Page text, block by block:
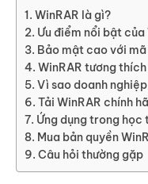
WinRAR là gì?
Ưu điểm nổi bật của
Bảo mật cao với
WinRAR tương
Vì sao doanh
Tải WinRAR chính
Ứng dụng trong học
Mua bản quyền
Câu hỏi thường gặp